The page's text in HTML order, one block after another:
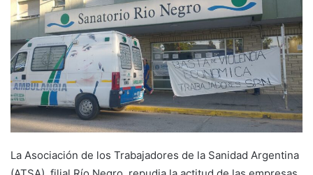
La Asociación de los Trabajadores de la Sanidad Argentina